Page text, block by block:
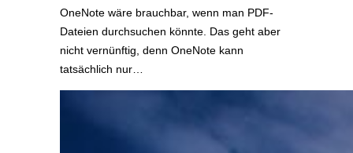
OneNote wäre brauchbar, wenn man PDF-
Dateien durchsuchen könnte. Das geht aber
nicht vernünftig, denn OneNote kann
tatsächlich nur…